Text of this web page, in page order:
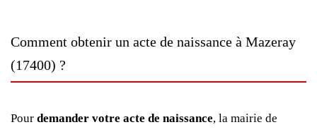
Comment obtenir un acte de naissance à Mazeray
(17400) ?
Pour demander votre acte de naissance, la mairie de